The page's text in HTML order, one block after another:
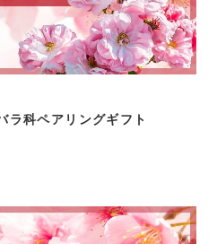
ラ科ペアリングギフト